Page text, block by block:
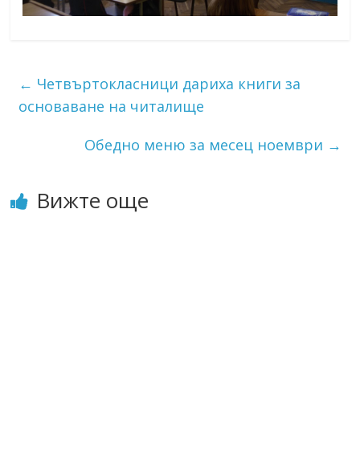
← Четвъртокласници дариха книги за
основаване на читалище
Обедно меню за месец ноември →
Вижте още